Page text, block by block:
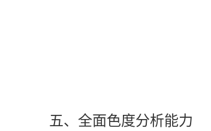
五、全面色度分析能力